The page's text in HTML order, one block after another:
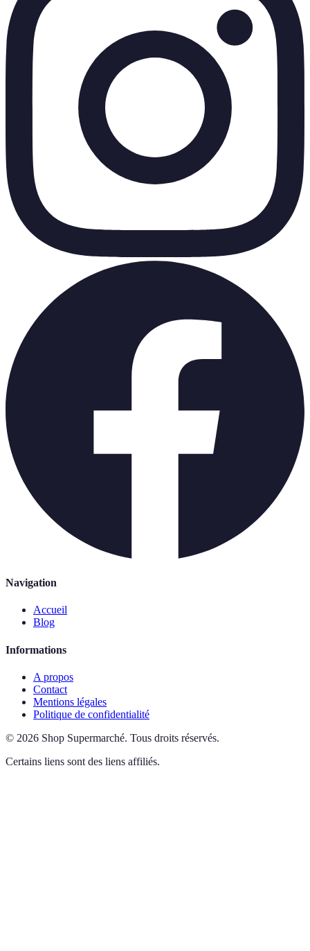
Navigation
Accueil
Blog
Informations
A propos
Contact
Mentions légales
Politique de confidentialité
© 2026 Shop Supermarché. Tous droits réservés.
Certains liens sont des liens affiliés.